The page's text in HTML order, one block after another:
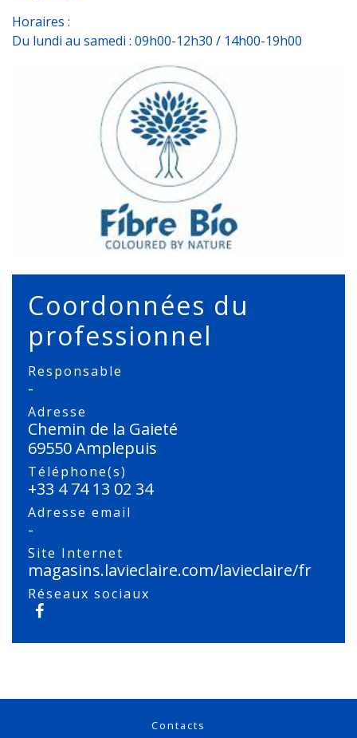
Horaires :
Du lundi au samedi : 09h00-12h30 / 14h00-19h00
Coordonnées du
professionnel
Responsable
-
Adresse
Chemin de la Gaieté
69550 Amplepuis
Téléphone(s)
+33 4 74 13 02 34
Adresse email
-
Site Internet
magasins.lavieclaire.com/lavieclaire/fr
Réseaux sociaux
Contacts